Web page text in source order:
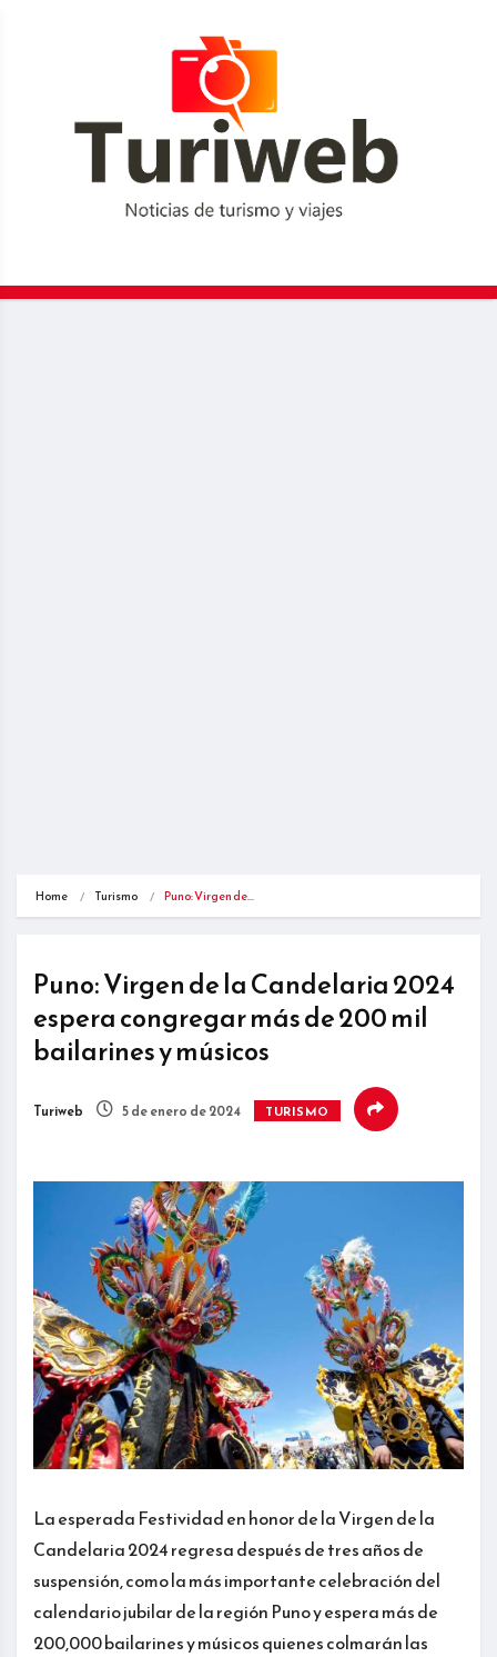
Home Turismo Puno: Virgen de…
Puno: Virgen de la Candelaria 2024
espera congregar más de 200 mil
bailarines y músicos
Turiweb 5 de enero de 2024 TURISMO
La esperada Festividad en honor de la Virgen de la
Candelaria 2024 regresa después de tres años de
suspensión, como la más importante celebración del
calendario jubilar de la región Puno y espera más de
200,000 bailarines y músicos quienes colmarán las